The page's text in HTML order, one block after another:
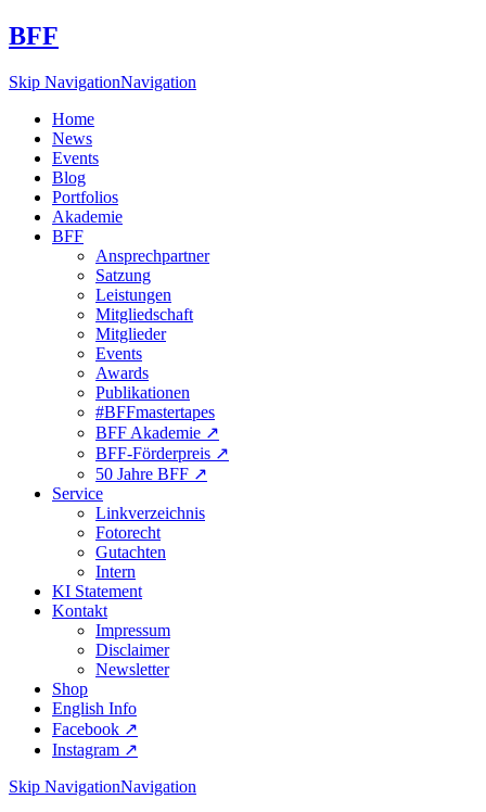
BFF
Skip NavigationNavigation
Home
News
Events
Blog
Portfolios
Akademie
BFF
Ansprechpartner
Satzung
Leistungen
Mitgliedschaft
Mitglieder
Events
Awards
Publikationen
#BFFmastertapes
BFF Akademie ↗︎
BFF-Förderpreis ↗︎
50 Jahre BFF ↗︎
Service
Linkverzeichnis
Fotorecht
Gutachten
Intern
KI Statement
Kontakt
Impressum
Disclaimer
Newsletter
Shop
English Info
Facebook ↗︎
Instagram ↗︎
Skip NavigationNavigation